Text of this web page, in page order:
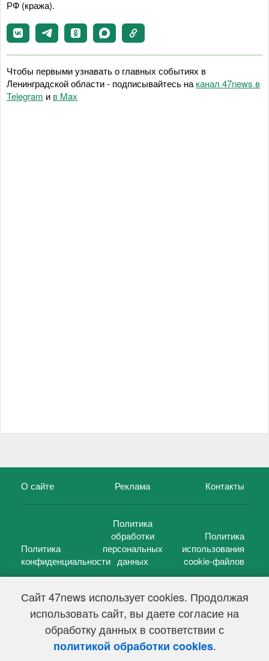
Сайт 47news использует cookies. Продолжая
использовать сайт, вы даете согласие на
обработку данных в соответствии с
политикой обработки cookies.
РФ (кража).
Чтобы первыми узнавать о главных событиях в
Ленинградской области - подписывайтесь на канал 47news в
Telegram и в Maх
О сайте Реклама Контакты
Политика
конфиденциальности
Политика
обработки
персональных
данных
Политика
использования
cookie-файлов
47 новостей (47 news)2005 — 2026 г.
Свидетельство о регистрации СМИ Эл № ФС 77-39848, выдано
Федеральной службой по надзору в сфере связи,
информационных технологий и массовых коммуникаций